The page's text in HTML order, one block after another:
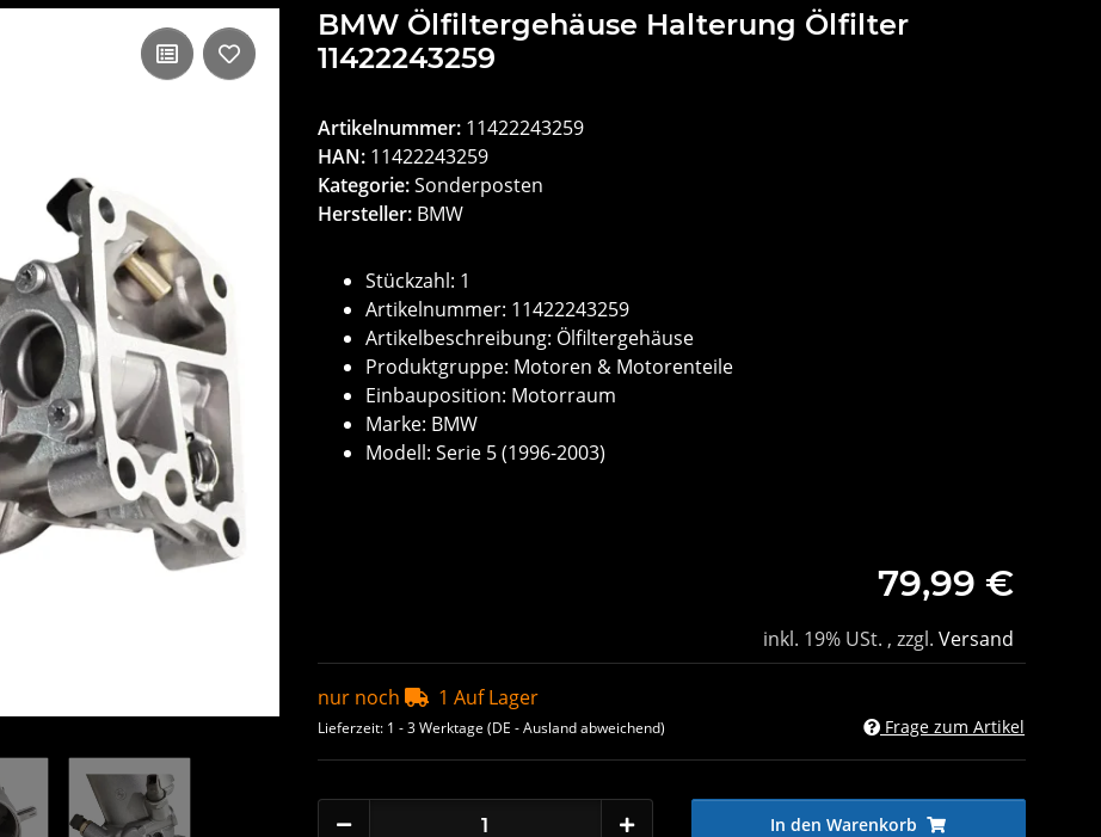
BMW Ölfiltergehäuse Halterung Ölfilter
11422243259
Artikelnummer: 11422243259
HAN: 11422243259
Kategorie:Sonderposten
Hersteller: BMW
Stückzahl: 1
Artikelnummer: 11422243259
Artikelbeschreibung: Ölfiltergehäuse
Produktgruppe: Motoren & Motorenteile
Einbauposition: Motorraum
Marke: BMW
Modell: Serie 5 (1996-2003)
79,99 €
inkl. 19% USt. , zzgl. Versand
nur noch 1 Auf Lager
Lieferzeit: 1 - 3 Werktage (DE - Ausland abweichend) Frage zum Artikel
In den Warenkorb